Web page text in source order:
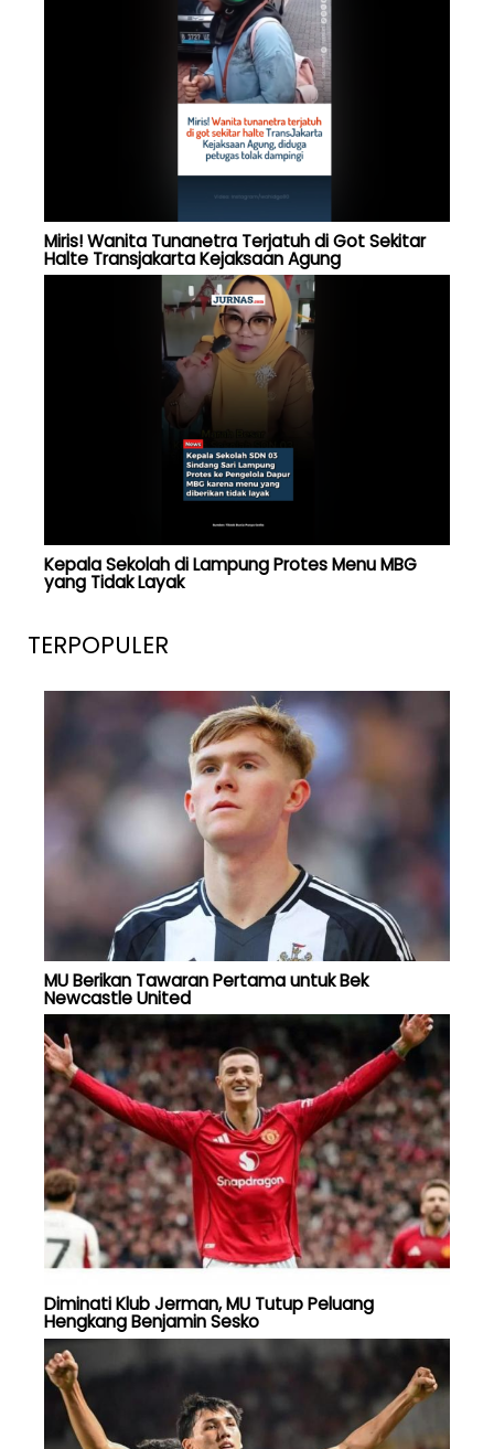
Miris! Wanita Tunanetra Terjatuh di Got Sekitar
Halte Transjakarta Kejaksaan Agung
Kepala Sekolah di Lampung Protes Menu MBG
yang Tidak Layak
TERPOPULER
MU Berikan Tawaran Pertama untuk Bek
Newcastle United
Diminati Klub Jerman, MU Tutup Peluang
Hengkang Benjamin Sesko